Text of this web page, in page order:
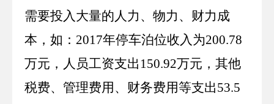
需要投入大量的人力、物力、财力成
本，如： 2017年停车泊位收入为200.78
万元，人员工资支出 150.92万元，其他
税费、管理费用、财务费用等支出53.5